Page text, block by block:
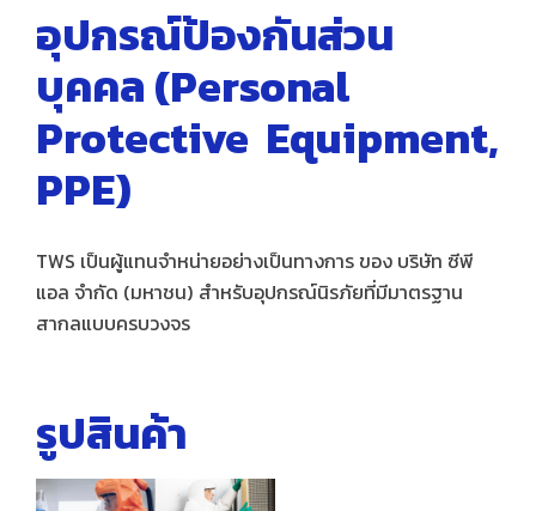
อุปกรณ์ป้องกันส่วน
บุคคล (Personal
Protective Equipment,
PPE)
TWS เป็นผู้แทนจำหน่ายอย่างเป็นทางการ ของ บริษัท ซีพี
แอล จำกัด (มหาชน) สำหรับอุปกรณ์นิรภัยที่มีมาตรฐาน
สากลแบบครบวงจร
รูปสินค้า